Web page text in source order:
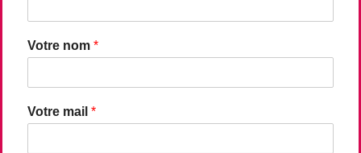
Votre nom *
Votre mail *